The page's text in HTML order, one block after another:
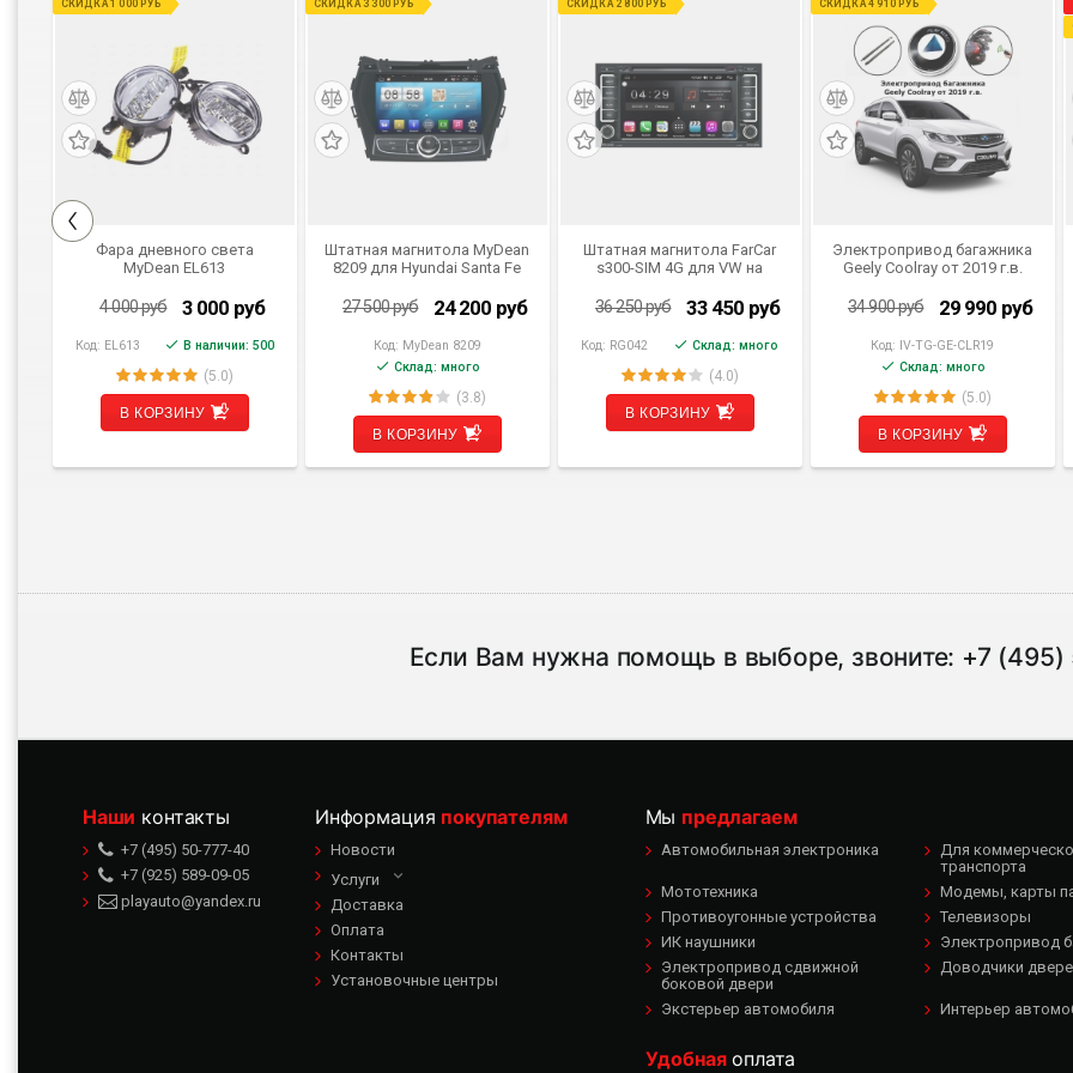
СКИДКА 1 000 РУБ
Фара дневного света
MyDean EL613
4 000руб 3 000 руб
Код: EL613 В наличии: 500
(5.0)
В КОРЗИНУ
СКИДКА 3 300 РУБ
Штатная магнитола MyDean
8209 для Hyundai Santa Fe
27 500руб 24 200 руб
Код: MyDean 8209
Склад: много
(3.8)
В КОРЗИНУ
СКИДКА 2 800 РУБ
Штатная магнитола FarCar
s300-SIM 4G для VW на
36 250руб 33 450 руб
Код: RG042 Склад: много
(4.0)
В КОРЗИНУ
СКИДКА 4 910 РУБ
Электропривод багажника
Geely Coolray от 2019 г.в.
SMARTLIFT (комплект для
установки)
34 900руб 29 990 руб
Код: IV-TG-GE-CLR19
Склад: много
(5.0)
В КОРЗИНУ
Если Вам нужна помощь в выборе, звоните: +7
Наши контакты
+7 (495) 50-777-40
+7 (925) 589-09-05
playauto@yandex.ru
Информация покупателям
Новости
Услуги
Доставка
Оплата
Контакты
Установочные центры
Мы предлагаем
Автомобильная электроника
Для
транспорта
Мототехника
Модемы, карты
Противоугонные устройства
Телевизоры
ИК наушники
Электропривод
Электропривод сдвижной
боковой двери
Доводчики
Экстерьер автомобиля Интерьер
Удобнаяоплата